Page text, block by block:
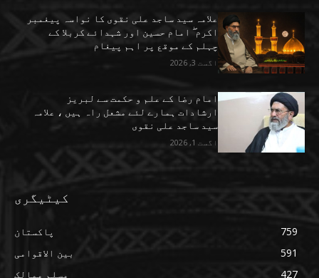
علامہ سید ساجد علی نقوی کا نواسہ پیغمبر
اکرم ۖ امام حسین اور شہدائے کربلا کے
چہلم کے موقع پر اہم پیغام
اگست 3, 2026
امام رضا کے علم و حکمت سے لبریز
ارشادات ہمارے لئے مشعل راہ ہیں ، علامہ
سید ساجد علی نقوی
اگست 1, 2026
کیٹیگری
پاکستان
759
بین الاقوامی
591
مسلم ممالک
427